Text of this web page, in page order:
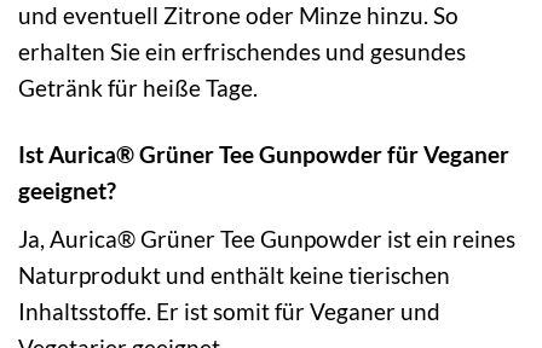
und eventuell Zitrone oder Minze hinzu. So
erhalten Sie ein erfrischendes und gesundes
Getränk für heiße Tage.
Ist Aurica® Grüner Tee Gunpowder für Veganer
geeignet?
Ja, Aurica® Grüner Tee Gunpowder ist ein reines
Naturprodukt und enthält keine tierischen
Inhaltsstoffe. Er ist somit für Veganer und